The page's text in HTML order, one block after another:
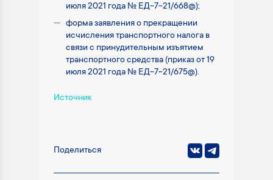
июля 2021 года № ЕД-7-21/668@);
форма заявления о прекращении
исчисления транспортного налога в
связи с принудительным изъятием
транспортного средства (приказ от 19
июля 2021 года № ЕД-7-21/675@).
Источник
Поделиться